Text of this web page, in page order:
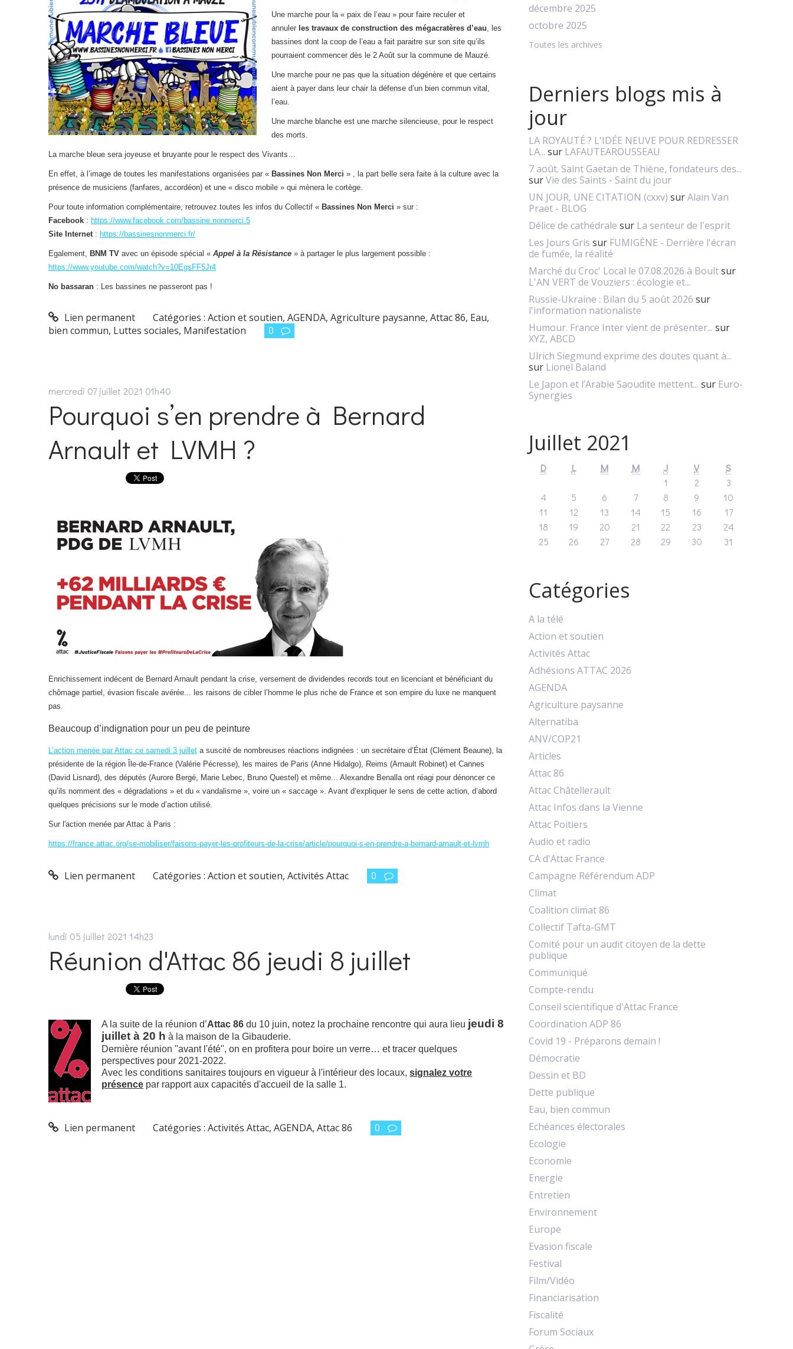
Une marche pour la « paix de l’eau » pour faire reculer et
annuler les travaux de construction des mégacratères d’eau , les
bassines dont la coop de l’eau a fait paraitre sur son site qu’ils
pourraient commencer dès le 2 Août sur la commune de Mauzé.
Une marche pour ne pas que la situation dégénère et que certains
aient à payer dans leur chair la défense d’un bien commun vital,
l’eau.
Une marche blanche est une marche silencieuse, pour le respect
des morts.
La marche bleue sera joyeuse et bruyante pour le respect des Vivants…
En effet, à l’image de toutes les manifestations organisées par « Bassines Non Merci » , la part belle sera faite à la culture avec la
présence de musiciens (fanfares, accordéon) et une « disco mobile » qui mènera le cortège.
Pour toute information complémentaire, retrouvez toutes les infos du Collectif « Bassines Non Merci » sur :
Facebook : https://www.facebook.com/bassine.nonmerci.5
Site Internet : https://bassinesnonmerci.fr/
Egalement, BNM TV avec un épisode spécial « Appel à la Résistance » à partager le plus largement possible :
https://www.youtube.com/watch?v=10EgsFF5Jr4
No bassaran : Les bassines ne passeront pas !
Lien permanent Catégories :Action et soutien,AGENDA,Agriculture paysanne,Attac 86, Eau,
bien commun, Luttes sociales, Manifestation 0
mercredi 07 juillet 2021 01h40
Pourquoi s’en prendre à Bernard
Arnault et LVMH ?
Enrichissement indécent de Bernard Arnault pendant la crise, versement de dividendes records tout en licenciant et bénéficiant du
chômage partiel, évasion fiscale avérée... les raisons de cibler l’homme le plus riche de France et son empire du luxe ne manquent
pas.
Beaucoup d’indignation pour un peu de peinture
L’action menée par Attac ce samedi 3 juillet a suscité de nombreuses réactions indignées : un secrétaire d’État (Clément Beaune), la
présidente de la région Île-de-France (Valérie Pécresse), les maires de Paris (Anne Hidalgo), Reims (Arnault Robinet) et Cannes
(David Lisnard), des députés (Aurore Bergé, Marie Lebec, Bruno Questel) et même... Alexandre Benalla ont réagi pour dénoncer ce
qu’ils nomment des « dégradations » et du « vandalisme », voire un « saccage ». Avant d’expliquer le sens de cette action, d’abord
quelques précisions sur le mode d’action utilisé.
Sur l'action menée par Attac à Paris :
https://france.attac.org/se-mobiliser/faisons-payer-les-profiteurs-de-la-crise/article/pourquoi-s-en-prendre-a-bernard-arnault-et-lvmh
Lien permanent Catégories :Action et soutien,Activités Attac 0
lundi 05 juillet 2021 14h23
Réunion d'Attac 86 jeudi 8 juillet
A la suite de la réunion d’Attac 86 du 10 juin, notez la prochaine rencontre qui aura lieu jeudi 8
juillet à 20 h à la maison de la Gibauderie.
Dernière réunion "avant l'été", on en profitera pour boire un verre… et tracer quelques
perspectives pour 2021-2022.
Avec les conditions sanitaires toujours en vigueur à l'intérieur des locaux,signalez votre
présence par rapport aux capacités d'accueil de la salle 1.
Lien permanent Catégories :Activités Attac,AGENDA,Attac 86 0
décembre 2025
octobre 2025
Toutes les archives
Derniers blogs mis à
jour
LA ROYAUTÉ ? L'IDÉE NEUVE POUR REDRESSER
LA... sur LAFAUTEAROUSSEAU
7 août. Saint Gaëtan de Thiène, fondateurs des...
surVie des Saints - Saint du jour
UN JOUR, UNE CITATION (cxxv) surAlain Van
Praet - BLOG
Délice de cathédrale sur La senteur de l'esprit
Les Jours Gris sur FUMIGÈNE - Derrière l'écran
de fumée, la réalité
Marché du Croc' Local le 07.08.2026 à Boultsur
L'AN VERT de Vouziers : écologie et...
Russie-Ukraine : Bilan du 5 août 2026 sur
l'information nationaliste
Humour. France Inter vient de présenter... sur
XYZ, ABCD
Ulrich Siegmund exprime des doutes quant à...
sur Lionel Baland
Le Japon et l’Arabie Saoudite mettent... sur Euro-
Synergies
Juillet 2021
D L M M J V
S
1
2
3
4
5 6 7 8 9
10
11
12 13 14 15 16
17
18
19 20 21 22 23
24
25
26 27 28 29 30 31
Catégories
A la télé
Action et soutien
Activités Attac
Adhésions ATTAC 2026
AGENDA
Agriculture paysanne
Alternatiba
ANV/COP21
Articles
Attac 86
Attac Châtellerault
Attac Infos dans la Vienne
Attac Poitiers
Audio et radio
CA d'Attac France
Campagne Référendum ADP
Climat
Coalition climat 86
Collectif Tafta-GMT
Comité pour un audit citoyen de la dette
publique
Communiqué
Compte-rendu
Conseil scientifique d'Attac France
Coordination ADP 86
Covid 19 - Préparons demain !
Démocratie
Dessin et BD
Dette publique
Eau, bien commun
Echéances électorales
Ecologie
Economie
Energie
Entretien
Environnement
Europe
Evasion fiscale
Festival
Film/Vidéo
Financiarisation
Fiscalité
Forum Sociaux